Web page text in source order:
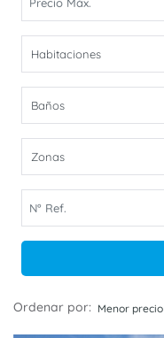
Habitaciones
Baños
Zonas
Ordenar por: Menor precio